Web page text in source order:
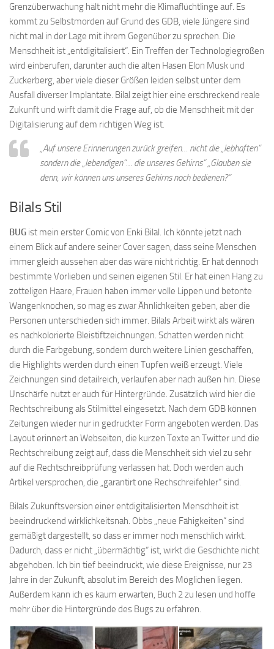
Grenzüberwachung hält nicht mehr die Klimaflüchtlinge auf. Es
kommt zu Selbstmorden auf Grund des GDB, viele Jüngere sind
nicht mal in der Lage mit ihrem Gegenüber zu sprechen. Die
Menschheit ist „entdigitalisiert“. Ein Treffen der Technologiegrößen
wird einberufen, darunter auch die alten Hasen Elon Musk und
Zuckerberg, aber viele dieser Größen leiden selbst unter dem
Ausfall diverser Implantate. Bilal zeigt hier eine erschreckend reale
Zukunft und wirft damit die Frage auf, ob die Menschheit mit der
Digitalisierung auf dem richtigen Weg ist.
„Auf unsere Erinnerungen zurück greifen… nicht die „lebhaften“
sondern die „lebendigen“… die unseres Gehirns“ „Glauben sie
denn, wir können uns unseres Gehirns noch bedienen?“
Bilals Stil
BUG ist mein erster Comic von Enki Bilal. Ich könnte jetzt nach
einem Blick auf andere seiner Cover sagen, dass seine Menschen
immer gleich aussehen aber das wäre nicht richtig. Er hat dennoch
bestimmte Vorlieben und seinen eigenen Stil. Er hat einen Hang zu
zotteligen Haare, Frauen haben immer volle Lippen und betonte
Wangenknochen, so mag es zwar Ähnlichkeiten geben, aber die
Personen unterschieden sich immer. Bilals Arbeit wirkt als wären
es nachkolorierte Bleistiftzeichnungen. Schatten werden nicht
durch die Farbgebung, sondern durch weitere Linien geschaffen,
die Highlights werden durch einen Tupfen weiß erzeugt. Viele
Zeichnungen sind detailreich, verlaufen aber nach außen hin. Diese
Unschärfe nutzt er auch für Hintergründe. Zusätzlich wird hier die
Rechtschreibung als Stilmittel eingesetzt. Nach dem GDB können
Zeitungen wieder nur in gedruckter Form angeboten werden. Das
Layout erinnert an Webseiten, die kurzen Texte an Twitter und die
Rechtschreibung zeigt auf, dass die Menschheit sich viel zu sehr
auf die Rechtschreibprüfung verlassen hat. Doch werden auch
Artikel versprochen, die „garantirt one Rechschreifehler“ sind.
Bilals Zukunftsversion einer entdigitalisierten Menschheit ist
beeindruckend wirklichkeitsnah. Obbs „neue Fähigkeiten“ sind
gemäßigt dargestellt, so dass er immer noch menschlich wirkt.
Dadurch, dass er nicht „übermächtig“ ist, wirkt die Geschichte nicht
abgehoben. Ich bin tief beeindruckt, wie diese Ereignisse, nur 23
Jahre in der Zukunft, absolut im Bereich des Möglichen liegen.
Außerdem kann ich es kaum erwarten, Buch 2 zu lesen und hoffe
mehr über die Hintergründe des Bugs zu erfahren.